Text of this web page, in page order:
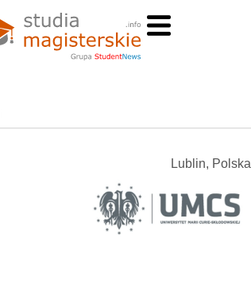
Lublin, Polska